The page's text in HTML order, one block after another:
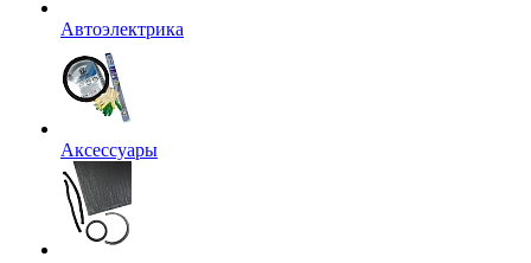
Автоэлектрика
Аксессуары